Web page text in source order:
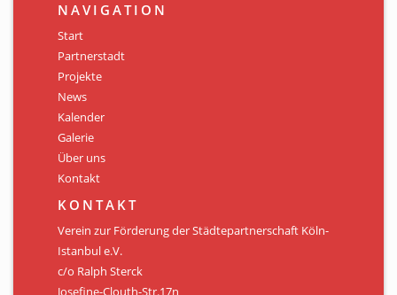
NAVIGATION
Start
Partnerstadt
Projekte
News
Kalender
Galerie
Über uns
Kontakt
KONTAKT
Verein zur Förderung der Städtepartnerschaft Köln-
Istanbul e.V.
c/o Ralph Sterck
Josefine-Clouth-Str.17n